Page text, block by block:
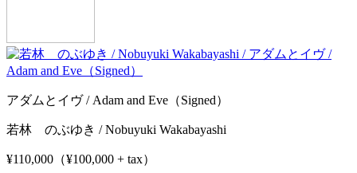
アダムとイヴ / Adam and Eve（Signed）
若林 のぶゆき / Nobuyuki Wakabayashi
¥110,000（¥100,000 + tax）